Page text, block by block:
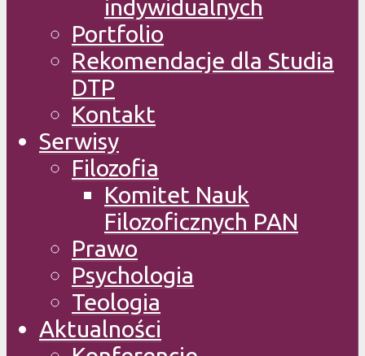
indywidualnych
Portfolio
Rekomendacje dla Studia
DTP
Kontakt
Serwisy
Filozofia
Komitet Nauk
Filozoficznych PAN
Prawo
Psychologia
Teologia
Aktualności